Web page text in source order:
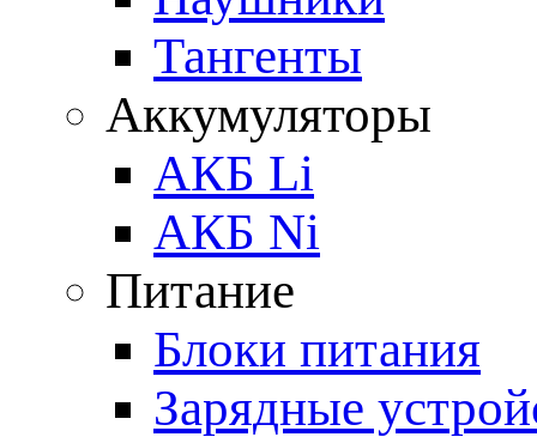
Тангенты
Аккумуляторы
АКБ Li
АКБ Ni
Питание
Блоки питания
Зарядные